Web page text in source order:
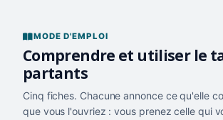
MODE D'EMPLOI
Comprendre et utiliser le
partants
Cinq fiches. Chacune annonce ce qu'elle
que vous l'ouvriez : vous prenez celle qui